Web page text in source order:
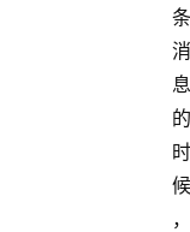
条
消
息
的
时
候
，